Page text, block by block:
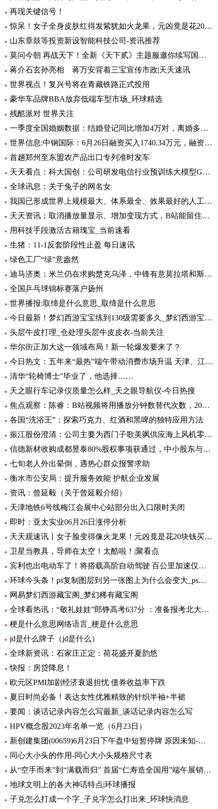
再现关键信号！
惊呆！女子全身皮肤红得发紫犹如火龙果，元凶竟是花20块钱买的……_每日观点
山东章鼓等投资新设智能科技公司-资讯推荐
莫问今朝 再战天下！全新《天下贰》主题服邀你续写国韵风华！_当前播报
蒋介石玄孙亮相 蒋万安背着三宝宣传市政|天天速讯
世界视点！复兴号将在青藏铁路正式投用
豪华车品牌BBA放弃低端车型市场_环球精选
残酷派对 世界关注
一季度全国婚姻数据：结婚登记同比增加4万对，离婚多了12万对
世界信息:中钢国际：6月26日融资买入1740.34万元，融资融券余额2.76亿元
首趟郑州至东盟农产品出口专列准时发车
天天看点：科大国创：公司研发电信行业预训练大模型GC-TeleGPT 现已在电信智能客服等领域实现落地应用
全球讯息：关于兔子的网名女
我国已形成世界上规模最大、体系最全、效果最好的人工影响天气作业力量
天天资讯：取消播放量显示、增加变现方式，B站能留住UP主吗？
用科技手段激活古籍瑰宝_当前速看
生猪：11-1反套阶段性止盈 每日速讯
绿色工厂“绿”意盎然
迪马济奥：米兰仍在求购楚克乌泽，中锋有意莫拉塔和斯卡马卡-全球新资讯
全国乒乓球锦标赛落户扬州
世界播报:取缔是什么意思_取缔是什么意思
今日最新！梦幻西游宝宝练到130级需要多久_梦幻西游宝宝练级地点
头层牛皮打理_仓处理头层牛皮皮衣-当前关注
华尔街正加大这一领域布局！新一轮爆发要来了？
今日热文：五年来“最热”端午带动消费市场升温 天津、江苏、重庆等5省销售额超过2019年
清华“轮椅博士”毕业了，他选择……
天之眼行车记录仪质量怎么样_天之眼导航仪-今日热搜
焦点观察：陈睿：B站视频将用播放分钟数替代次数，2022 年 UP 主总收入同比增加 28%
各国“洗浴王”：探索巧克力、红酒和黑啤的独特应用方法
振江股份澄清：公司主要为西门子歌美飒供应海上风机零部件-环球精选
信德新材收购成都昱泰80%股权事项获通过，中小股东与大股东存分歧
七旬老人外出晕倒，遇热心群众报警求助
衡水市公安局：提升服务效能 护航企业发展
资讯：曾延毅（关于曾延毅介绍）
天津地铁6号线梅江会展中心站部分出入口限时关闭
即时：亚太实业06月26日涨停分析
天天观速讯丨女子脸变得像火龙果！元凶竟是花20块钱买的……
卫星当教具，导师在太空！太酷啦！|聚看点
宾利也出电动车了！将搭载高阶自动驾驶 百公里加速仅需1.5秒 全球要闻
环球今头条！ps复制图层到另一张图上为什么会变大_ps复制图层到另一张图
网易梦幻西游藏宝阁_梦幻稀有藏宝阁
全球看热讯：“敬礼娃娃”郎铮高考637分 ：准备报考北大，未来做公务员为人民服务
梗是什么意思网络语言_梗是什么意思
jd是什么牌子（jd是什么）
全球新资讯：石家庄正定：荷花盛开夏韵悠
快报：房贷降息！
欧元区PMI加剧经济衰退担忧 债券收益率下跌
夏日时尚必备！表达女性优雅精致的针织半袖+半裙
要闻：谈话记录内容怎么写最新_谈话记录内容怎么写
HPV概念股2023年名单一览（6月23日）
新创建集团(00659)6月23日下午盘中短暂停牌 原因未知-环球热闻
同心大小头的作用-同心大小头规格尺寸表
从“空手而来”到“满载而归” 首届“仁寿造全国用”端午展销会开幕_全球观天下
地球文明上的各大神话特点|环球播报
子兑怎么打成一个字_子兑字怎么打出来_环球快消息